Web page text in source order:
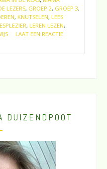
LEZERS, GROEP 2, GROEP 3,
, KNUTSELEN, LEES
, LEREN LEZEN,
LAAT EEN REACTIE
DUIZENDPOOT